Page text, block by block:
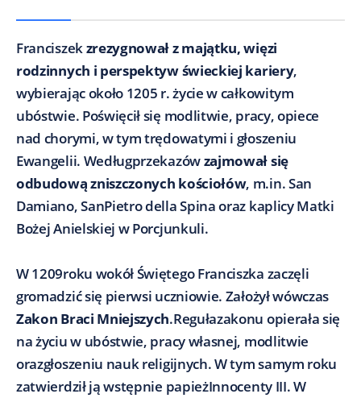
Franciszekzrezygnował z majątku, więzi
rodzinnych i perspektyw świeckiej kariery,
wybierając około 1205 r. życie w całkowitym
ubóstwie. Poświęcił się modlitwie, pracy, opiece
nad chorymi, w tym trędowatymi i głoszeniu
Ewangelii. Wedługprzekazówzajmował się
odbudową zniszczonych kościołów, m.in. San
Damiano, SanPietro della Spina oraz kaplicy Matki
Bożej Anielskiej w Porcjunkuli.
W 1209roku wokół Świętego Franciszka zaczęli
gromadzić się pierwsi uczniowie. Założyłwówczas
Zakon Braci Mniejszych.Regułazakonu opierała się
na życiu w ubóstwie, pracy własnej, modlitwie
orazgłoszeniu nauk religijnych. W tym samym roku
zatwierdził ją wstępnie papieżInnocenty III. W